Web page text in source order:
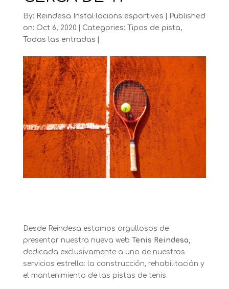
By: Reindesa Instal·lacions esportives
Published
on: Oct 6, 2020
Categories: Tipos de pista,
Todas las entradas
Desde Reindesa estamos orgullosos de
presentar nuestra nueva web Tenis Reindesa,
dedicada exclusivamente a uno de nuestros
servicios estrella: la construcción, rehabilitación y
el mantenimiento de las pistas de tenis.